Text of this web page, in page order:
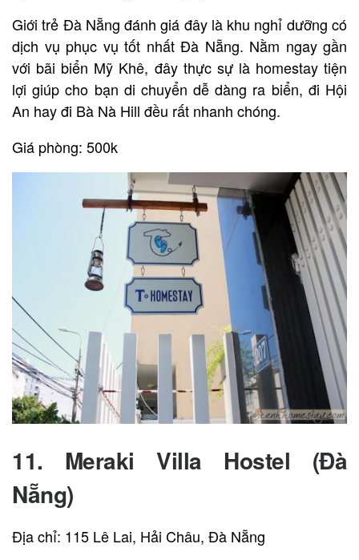
Giới trẻ Đà Nẵng đánh giá đây là khu nghỉ dưỡng có
dịch vụ phục vụ tốt nhất Đà Nẵng. Nằm ngay gần
với bãi biển Mỹ Khê, đây thực sự là homestay tiện
lợi giúp cho bạn di chuyển dễ dàng ra biển, đi Hội
An hay đi Bà Nà Hill đều rất nhanh chóng.
Giá phòng: 500k
11. Meraki Villa Hostel (Đà
Nẵng)
Địa chỉ: 115 Lê Lai, Hải Châu, Đà Nẵng